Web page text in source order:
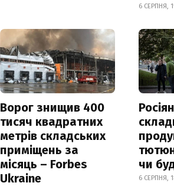
6 СЕРПНЯ,
Ворог знищив 400
тисяч квадратних
метрів складських
приміщень за
місяць – Forbes
Ukraine
чи
6 СЕРПНЯ,